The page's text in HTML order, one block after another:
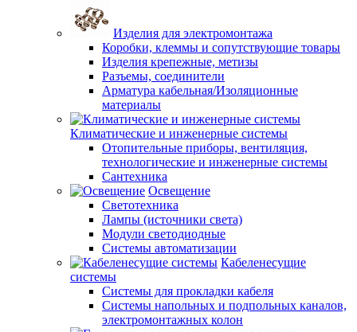
Изделия для электромонтажа
Коробки, клеммы и сопутствующие товары
Изделия крепежные, метизы
Разъемы, соединители
Арматура кабельная/Изоляционные
материалы
Климатические и инженерные системы
Отопительные приборы, вентиляция,
технологические и инженерные системы
Сантехника
Освещение
Светотехника
Лампы (источники света)
Модули светодиодные
Системы автоматизации
Кабеленесущие
системы
Системы для прокладки кабеля
Системы напольных и подпольных каналов,
электромонтажных колон